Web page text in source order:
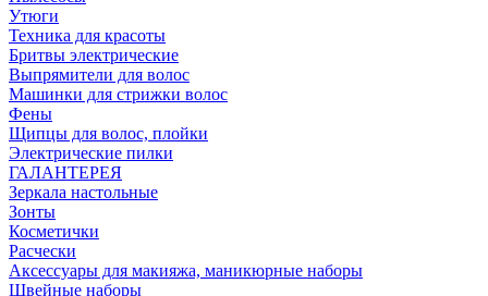
Утюги
Техника для красоты
Бритвы электрические
Выпрямители для волос
Машинки для стрижки волос
Фены
Щипцы для волос, плойки
Электрические пилки
ГАЛАНТЕРЕЯ
Зеркала настольные
Зонты
Косметички
Расчески
Аксессуары для макияжа, маникюрные наборы
Швейные наборы